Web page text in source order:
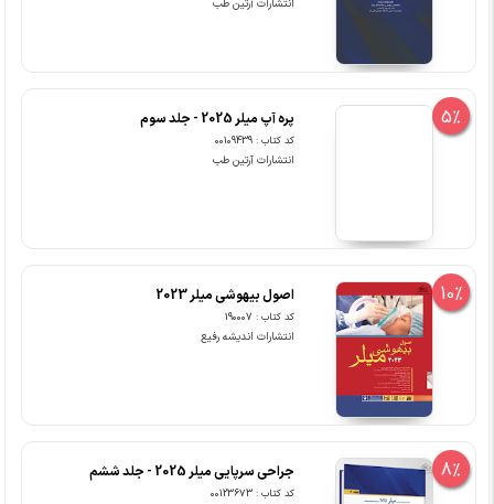
انتشارات آرتین طب
5% پره آپ میلر 2025 - جلد سوم
کد کتاب : 00109439
انتشارات آرتین طب
10% اصول بیهوشی میلر 2023
کد کتاب : 190007
انتشارات اندیشه رفیع
8% جراحی سرپایی میلر 2025 - جلد ششم
کد کتاب : 00123673